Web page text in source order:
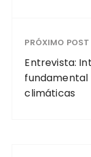
PRÓXIMO POST
Entrevista:
fundamental
climáticas